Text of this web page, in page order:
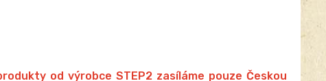
od výrobce STEP2 zasíláme pouze Českou